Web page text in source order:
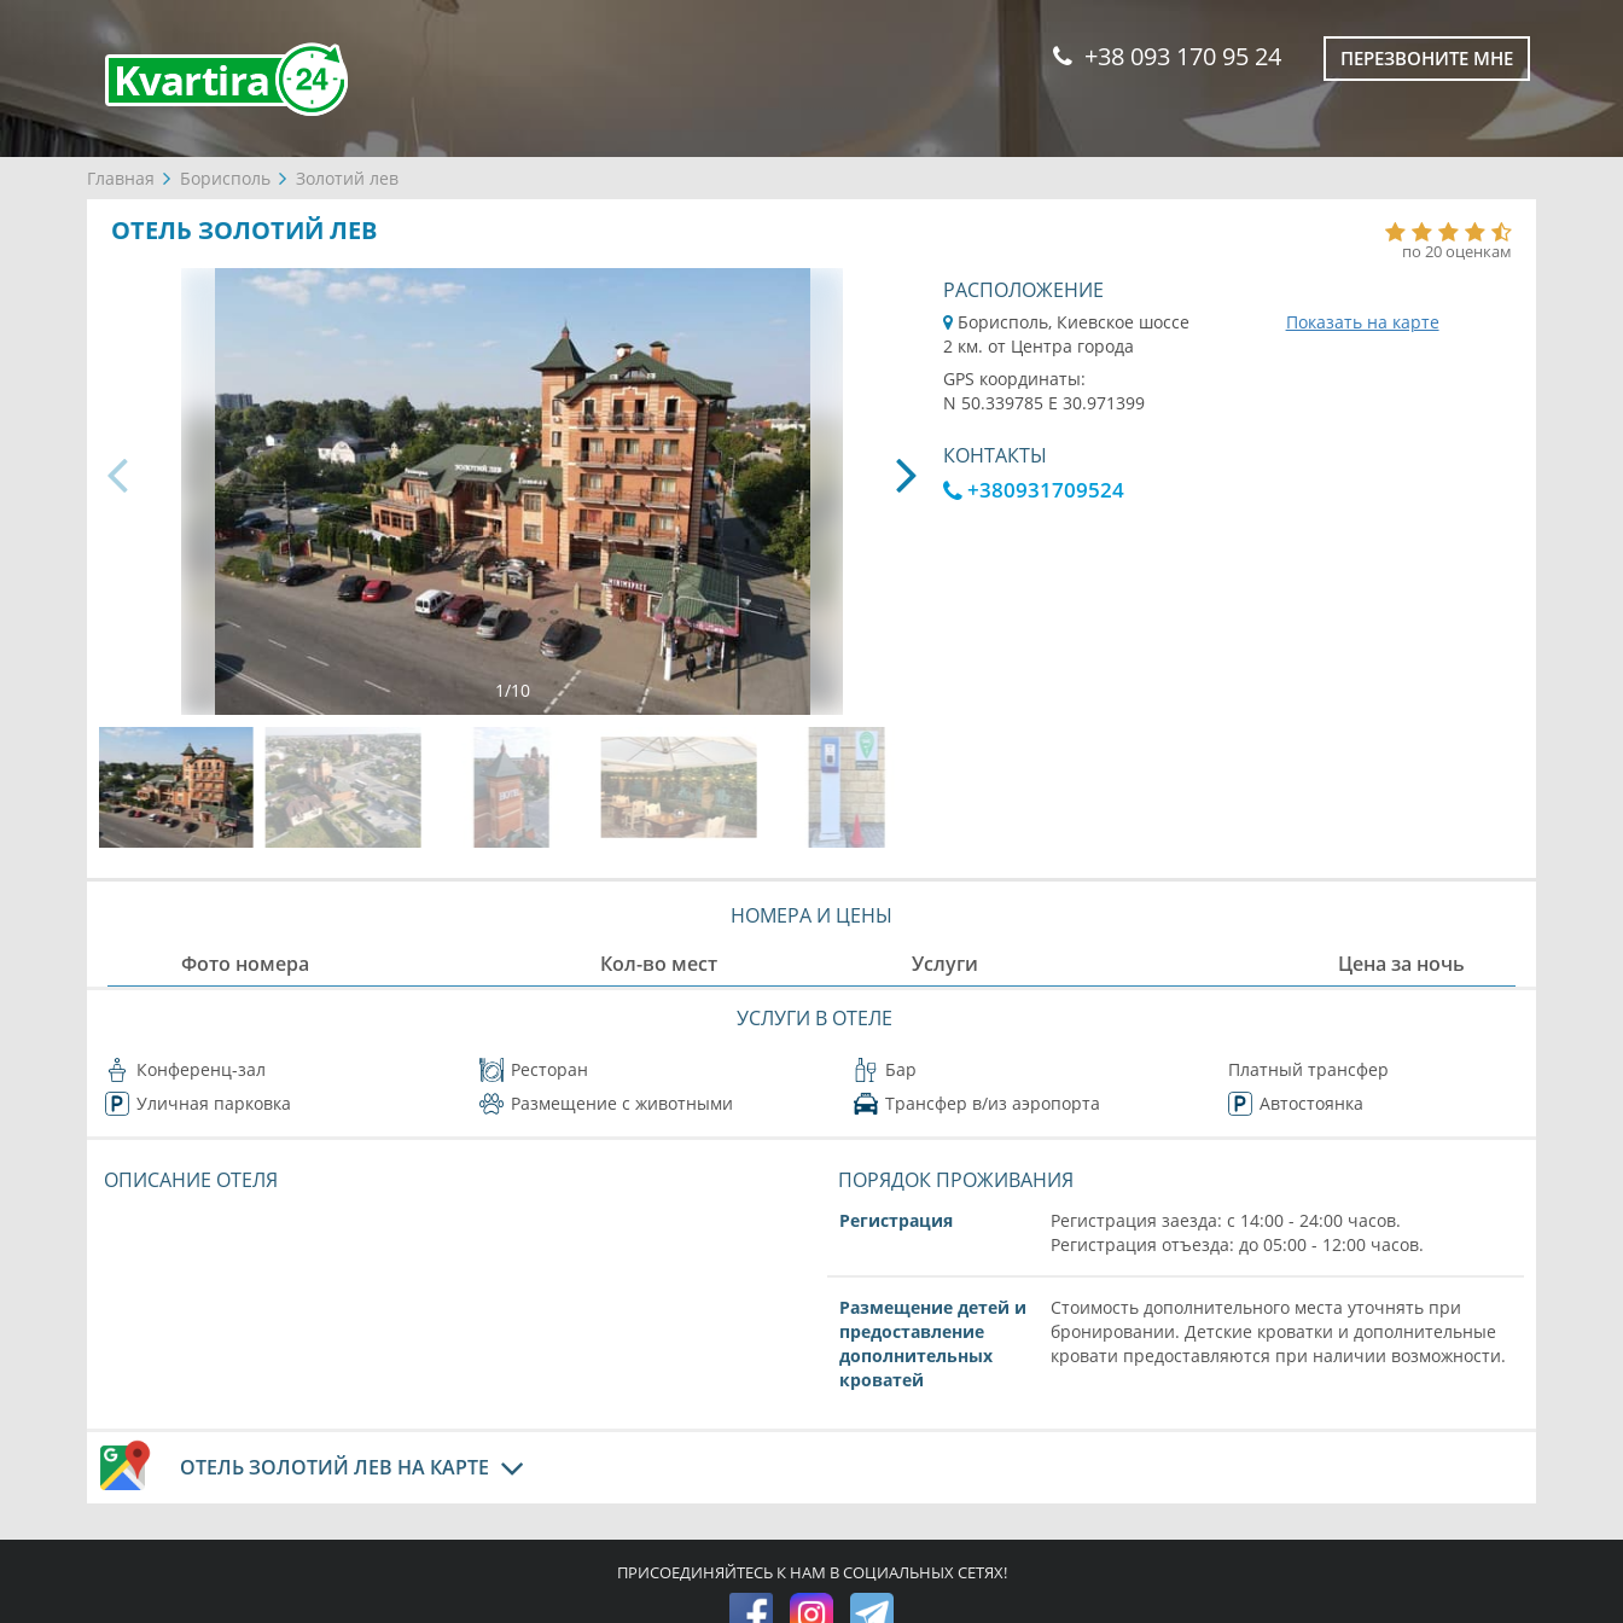
+38 093 170 95 24 ПЕРЕЗВОНИТЕ МНЕ
Главная Борисполь Золотий лев
ОТЕЛЬ ЗОЛОТИЙ ЛЕВ
по 20 оценкам
1/10
РАСПОЛОЖЕНИЕ
Борисполь, Киевское шоссе
Показать на карте
2 км. от Центра города
GPS координаты:
N 50.339785 E 30.971399
КОНТАКТЫ
+380931709524
НОМЕРА И ЦЕНЫ
Фото номера
Кол-во мест Услуги Цена за ночь
УСЛУГИ В ОТЕЛЕ
Конференц-зал Ресторан Бар
Платный трансфер
Уличная парковка
Размещение с животными Трансфер в/из аэропорта Автостоянка
ОПИСАНИЕ ОТЕЛЯ ПОРЯДОК ПРОЖИВАНИЯ
Регистрация
Регистрация заезда: с 14:00 - 24:00 часов.
Регистрация отъезда: до 05:00 - 12:00 часов.
Размещение детей и
предоставление
дополнительных
кроватей
Стоимость дополнительного места уточнять при
бронировании. Детские кроватки и дополнительные
кровати предоставляются при наличии возможности.
ОТЕЛЬ ЗОЛОТИЙ ЛЕВ НА КАРТЕ
ПРИСОЕДИНЯЙТЕСЬ К НАМ В СОЦИАЛЬНЫХ СЕТЯХ!